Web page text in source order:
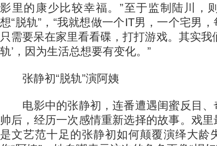
影里的康少比较幸福。”至于监制陆川，
想“脱轨”，“我就想做一个IT男，一个宅男
只需要呆在家里看看碟，打打游戏。其实我
轨’，因为生活总想要有变化。”
张静初“脱轨”演阿姨
电影中的张静初，连番遭遇闺蜜反目、
帅后，经历一次感情重新选择的故事。戏
是文艺范十足的张静初如何颠覆演绎大龄